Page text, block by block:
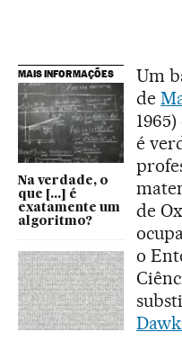
MAIS INFORMAÇÕES
Na verdade, o
que [...] é
exatamente um
algoritmo?
Um
de
é
de
o